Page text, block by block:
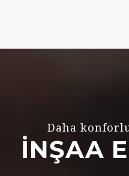
Daha
İNŞAA